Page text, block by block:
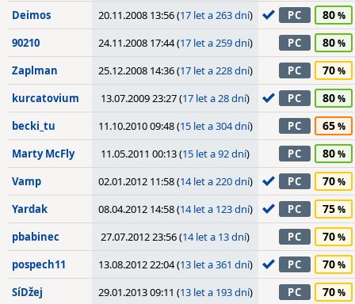
Deimos 20.11.2008 13:56 (17 let a 263 dní) PC 80
90210 24.11.2008 17:44 (17 let a 259 dní) PC 80
Zaplman 25.12.2008 14:36 (17 let a 228 dní) PC 70
kurcatovium 13.07.2009 23:27 (17 let a 28 dní) PC 80
becki_tu 11.10.2010 09:48 (15 let a 304 dní) PC 65
Marty McFly 11.05.2011 00:13 (15 let a 92 dní) PC 80
Vamp 02.01.2012 11:58 (14 let a 220 dní) PC 70
Yardak 08.04.2012 14:58 (14 let a 123 dní) PC 75
pbabinec 27.07.2012 23:56 (14 let a 13 dní) PC 70
pospech11 13.08.2012 22:04 (13 let a 361 dní) PC 70
SíDžej 29.01.2013 09:11 (13 let a 193 dní) PC 70